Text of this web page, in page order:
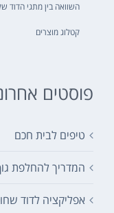
השוואה בין מתגי הדוד
קטלוג מוצרים
פוסטים
טיפים לבית חכם
המדריך להחלפת
אפליקציה לדוד